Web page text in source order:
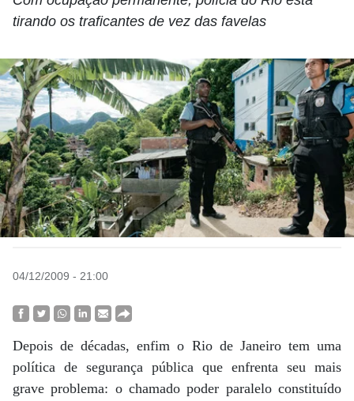
tirando os traficantes de vez das favelas
04/12/2009 - 21:00
Depois de décadas, enfim o Rio de Janeiro tem uma
política de segurança pública que enfrenta seu mais
grave problema: o chamado poder paralelo constituído